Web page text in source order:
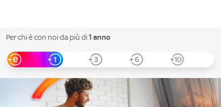
Per chi è con noi da più di1 anno